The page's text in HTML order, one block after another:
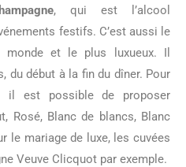
, qui est l’alcool
festifs. C’est aussi le
et le plus luxueux. Il
du début à la fin du dîner. Pour
il est possible de proposer
Rosé, Blanc de blancs, Blanc
le mariage de luxe, les cuvées
Veuve Clicquot par exemple.